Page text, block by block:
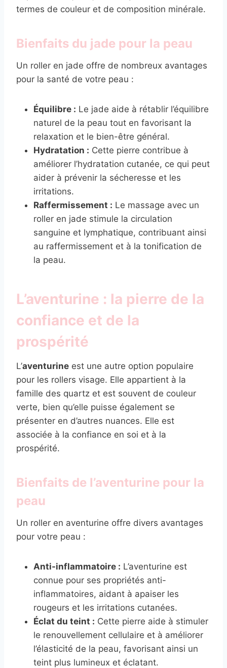
termes de couleur et de composition minérale.
Bienfaits du jade pour la peau
Un roller en jade offre de nombreux avantages
pour la santé de votre peau :
Équilibre : Le jade aide à rétablir l’équilibre
naturel de la peau tout en favorisant la
relaxation et le bien-être général.
Hydratation : Cette pierre contribue à
améliorer l’hydratation cutanée, ce qui peut
aider à prévenir la sécheresse et les
irritations.
Raffermissement : Le massage avec un
roller en jade stimule la circulation
sanguine et lymphatique, contribuant ainsi
au raffermissement et à la tonification de
la peau.
L’aventurine : la pierre de la
confiance et de la
prospérité
L’aventurine est une autre option populaire
pour les rollers visage. Elle appartient à la
famille des quartz et est souvent de couleur
verte, bien qu’elle puisse également se
présenter en d’autres nuances. Elle est
associée à la confiance en soi et à la
prospérité.
Bienfaits de l’aventurine pour la
peau
Un roller en aventurine offre divers avantages
pour votre peau :
Anti-inflammatoire : L’aventurine est
connue pour ses propriétés anti-
inflammatoires, aidant à apaiser les
rougeurs et les irritations cutanées.
Éclat du teint : Cette pierre aide à stimuler
le renouvellement cellulaire et à améliorer
l’élasticité de la peau, favorisant ainsi un
teint plus lumineux et éclatant.